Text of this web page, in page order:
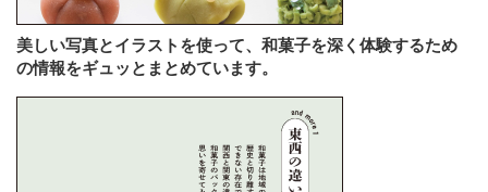
美しい写真とイラストを使って、和菓子を深く体験するため
の情報をギュッとまとめています。